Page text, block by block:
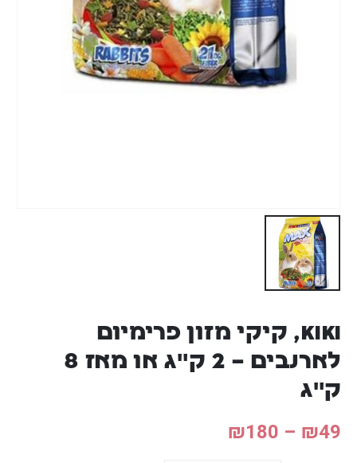
KIKI, קיקי מזון פרימיום
לארנבים – 2 ק"ג או מאז 8
ק"ג
₪49
–
₪180